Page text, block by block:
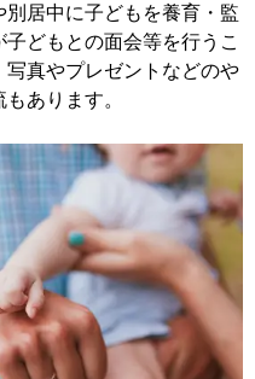
居中に子どもを養育・監
どもとの面会等を行うこ
写真やプレゼントなどのや
あります。